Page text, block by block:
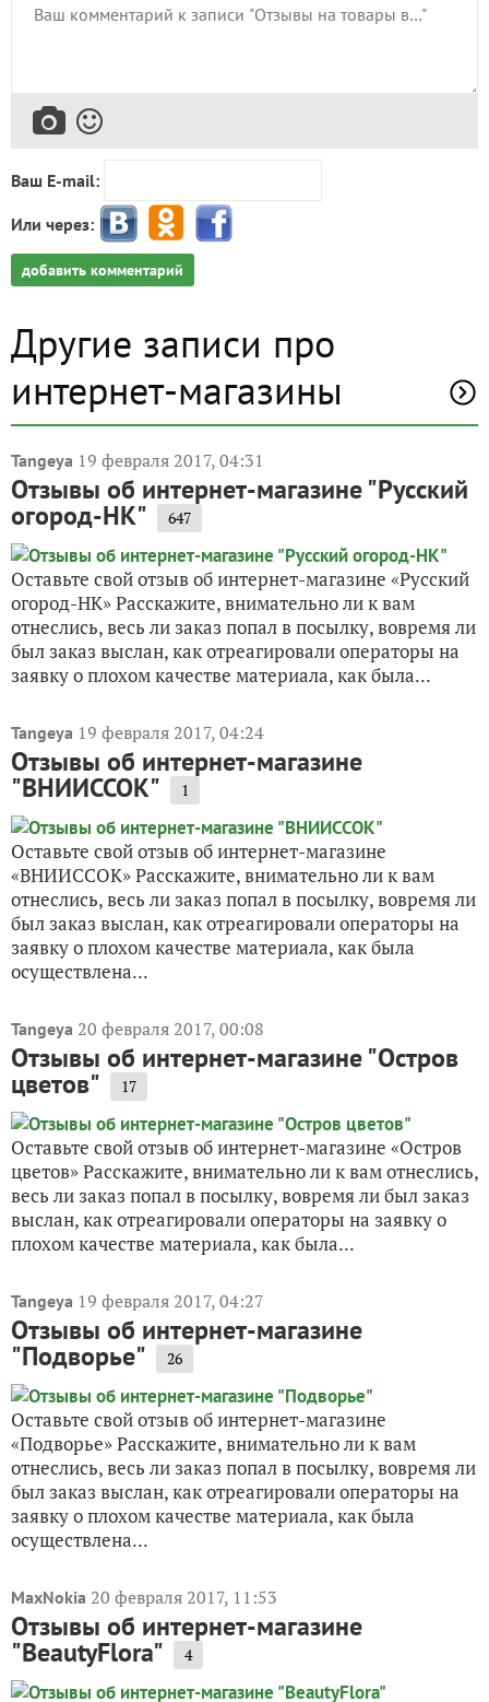
Ваш E-mail:
Или через:
добавить комментарий
Другие записи про
интернет-магазины
Tangeya 19 февраля 2017, 04:31
Отзывы об интернет-магазине "Русский
огород-НК" 647
Оставьте свой отзыв об интернет-магазине «Русский
огород-НК» Расскажите, внимательно ли к вам
отнеслись, весь ли заказ попал в посылку, вовремя ли
был заказ выслан, как отреагировали операторы на
заявку о плохом качестве материала, как была...
Tangeya 19 февраля 2017, 04:24
Отзывы об интернет-магазине
"ВНИИССОК" 1
Оставьте свой отзыв об интернет-магазине
«ВНИИССОК» Расскажите, внимательно ли к вам
отнеслись, весь ли заказ попал в посылку, вовремя ли
был заказ выслан, как отреагировали операторы на
заявку о плохом качестве материала, как была
осуществлена...
Tangeya 20 февраля 2017, 00:08
Отзывы об интернет-магазине "Остров
цветов" 17
Оставьте свой отзыв об интернет-магазине «Остров
цветов» Расскажите, внимательно ли к вам отнеслись,
весь ли заказ попал в посылку, вовремя ли был заказ
выслан, как отреагировали операторы на заявку о
плохом качестве материала, как была...
Tangeya 19 февраля 2017, 04:27
Отзывы об интернет-магазине
"Подворье" 26
Оставьте свой отзыв об интернет-магазине
«Подворье» Расскажите, внимательно ли к вам
отнеслись, весь ли заказ попал в посылку, вовремя ли
был заказ выслан, как отреагировали операторы на
заявку о плохом качестве материала, как была
осуществлена...
MaxNokia 20 февраля 2017, 11:53
Отзывы об интернет-магазине
"BeautyFlora" 4